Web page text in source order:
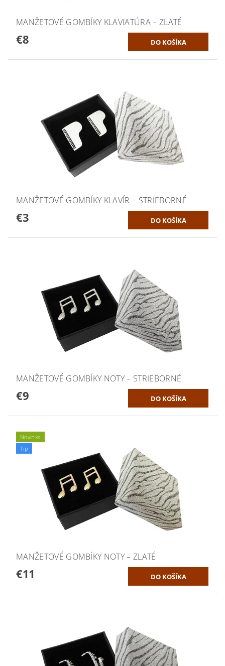
MANŽETOVÉ GOMBÍKY KLAVIATÚRA – ZLATÉ
€8
MANŽETOVÉ GOMBÍKY KLAVÍR – STRIEBORNÉ
€3
MANŽETOVÉ GOMBÍKY NOTY – STRIEBORNÉ
€9
Novinka
Tip
MANŽETOVÉ GOMBÍKY NOTY – ZLATÉ
€11